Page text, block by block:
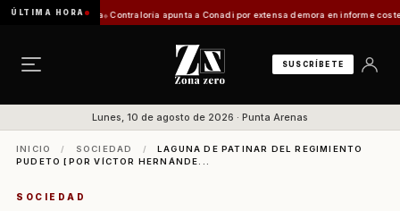
ÚLTIMA HORA
Franca Contraloría apunta a Conadi por extensa demora en informe costero
SUSCRÍBETE
Lunes, 10 de agosto de 2026 · Punta Arenas
INICIO / SOCIEDAD /
LAGUNA DE PATINAR DEL REGIMIENTO
PUDETO [POR VÍCTOR HERNÁNDE...
SOCIEDAD